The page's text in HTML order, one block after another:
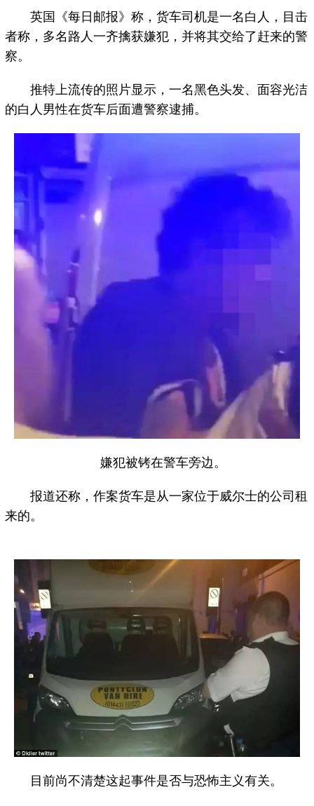
英国《每日邮报》称，货车司机是一名白人，目击
者称，多名路人一齐擒获嫌犯，并将其交给了赶来的警
察。
推特上流传的照片显示，一名黑色头发、面容光洁
的白人男性在货车后面遭警察逮捕。
嫌犯被铐在警车旁边。
报道还称，作案货车是从一家位于威尔士的公司租
来的。
目前尚不清楚这起事件是否与恐怖主义有关。